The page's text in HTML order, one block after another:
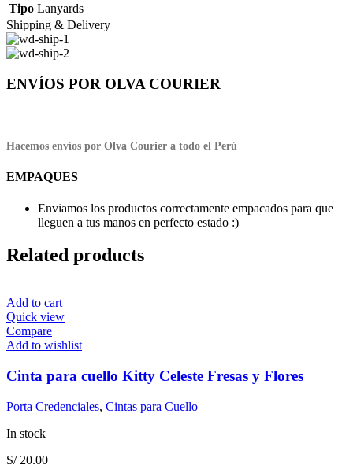
Tipo Lanyards
Shipping & Delivery
ENVÍOS POR OLVA COURIER
Hacemos envíos por Olva Courier a todo el Perú
EMPAQUES
Enviamos los productos correctamente empacados para que
lleguen a tus manos en perfecto estado :)
Related products
Add to cart
Quick view
Compare
Add to wishlist
Cinta para cuello Kitty Celeste Fresas y Flores
Porta Credenciales, Cintas para Cuello
In stock
S/20.00